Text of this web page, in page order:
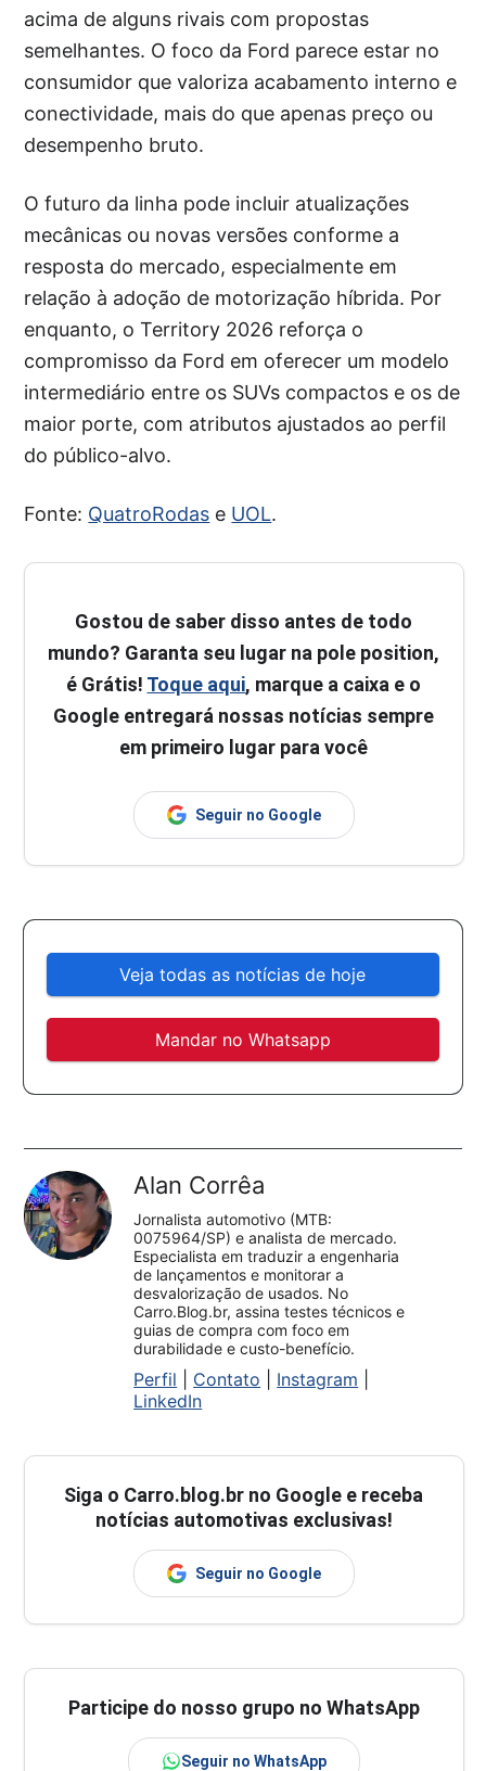
acima de alguns rivais com propostas
semelhantes. O foco da Ford parece estar no
consumidor que valoriza acabamento interno e
conectividade, mais do que apenas preço ou
desempenho bruto.
O futuro da linha pode incluir atualizações
mecânicas ou novas versões conforme a
resposta do mercado, especialmente em
relação à adoção de motorização híbrida. Por
enquanto, o Territory 2026 reforça o
compromisso da Ford em oferecer um modelo
intermediário entre os SUVs compactos e os de
maior porte, com atributos ajustados ao perfil
do público-alvo.
Fonte: QuatroRodas e UOL.
Gostou de saber disso antes de todo
mundo? Garanta seu lugar na pole position,
é Grátis! Toque aqui, marque a caixa e o
Google entregará nossas notícias sempre
em primeiro lugar para você
Seguir no Google
Veja todas as notícias de hoje
Mandar no Whatsapp
Alan Corrêa
Jornalista automotivo (MTB:
0075964/SP) e analista de mercado.
Especialista em traduzir a engenharia
de lançamentos e monitorar a
desvalorização de usados. No
Carro.Blog.br, assina testes técnicos e
guias de compra com foco em
durabilidade e custo-benefício.
Perfil Contato Instagram
LinkedIn
Siga o Carro.blog.br no Google e receba
notícias automotivas exclusivas!
Seguir no Google
Participe do nosso grupo no WhatsApp
Seguir no WhatsApp